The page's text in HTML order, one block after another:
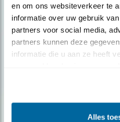
en om ons websiteverkeer te
informatie over uw gebruik
partners voor social media,
partners kunnen deze
informatie die u aan ze heeft
Alles